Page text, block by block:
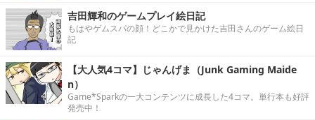
吉田輝和のゲームプレイ絵日記
もはやゲムスパの顔！どこかで見かけた吉田さんのゲーム絵日
記
【大人気4コマ】じゃんげま（Junk Gaming Maide
n）
Game*Sparkの一大コンテンツに成長した4コマ。単行本も好評
発売中！